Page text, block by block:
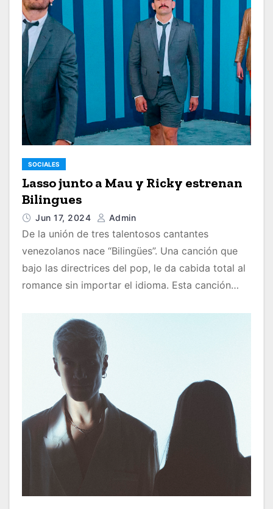
SOCIALES
Lasso junto a Mau y Ricky estrenan
Bilingues
Jun 17, 2024 Admin
De la unión de tres talentosos cantantes
venezolanos nace “Bilingües”. Una canción que
bajo las directrices del pop, le da cabida total al
romance sin importar el idioma. Esta canción…